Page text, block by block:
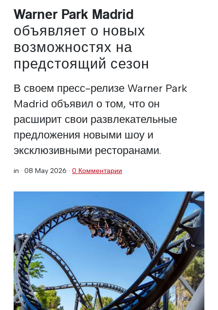
Warner Park Madrid
объявляет о новых
возможностях на
предстоящий сезон
В своем пресс-релизе Warner Park
Madrid объявил о том, что он
расширит свои развлекательные
предложения новыми шоу и
эксклюзивными ресторанами.
in · 08 May 2026 · 0 Комментарии